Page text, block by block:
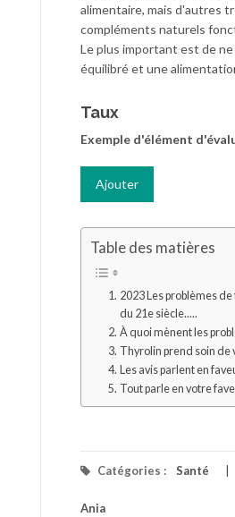
alimentaire, mais d'autres
compléments naturels
Le plus important est de
équilibré et une
Taux
Exemple d'élément
Table des matières
2023 Les problèmes
du 21e siècle.....
À quoi mènent les
Thyrolin prend soin de
Les avis parlent en
Tout parle en votre
Catégories : Santé
Ania